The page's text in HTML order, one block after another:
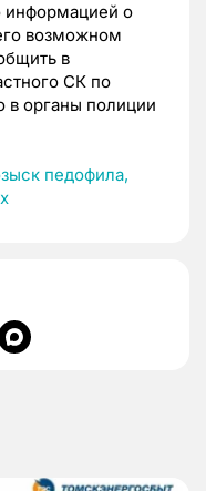
информацией о
возможном
в
СК по
в органы полиции